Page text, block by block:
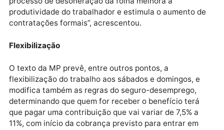
pacote haverá redução em cerca de 30% dos custos
para o empregado.
“Este é um programa bastante amplo que visa
as condições de empregabilidade, geração de renda
ocupação do país”, disse Marinho. “Queremos
criar dentro da sociedade um sentimento de que o
processo de desoneração da folha melhora a
produtividade do trabalhador e estimula o aumento
contratações formais”, acrescentou.